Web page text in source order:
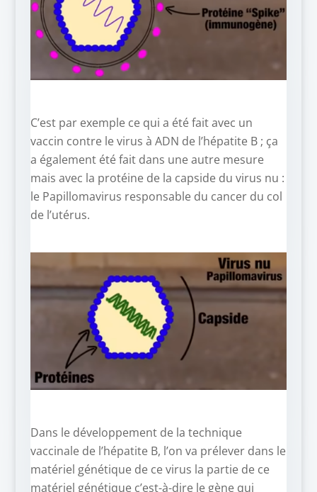
C’est par exemple ce qui a été fait avec un
vaccin contre le virus à ADN de l’hépatite B ; ça
a également été fait dans une autre mesure
mais avec la protéine de la capside du virus nu :
le Papillomavirus responsable du cancer du col
de l’utérus.
Dans le développement de la technique
vaccinale de l’hépatite B, l’on va prélever dans le
matériel génétique de ce virus la partie de ce
matériel génétique c’est-à-dire le gène qui